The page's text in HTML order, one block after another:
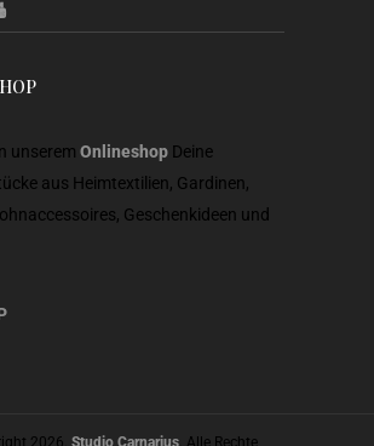
unserem Onlineshop Deine
aus Heimtextilien, Gardinen,
Geschenkideen und